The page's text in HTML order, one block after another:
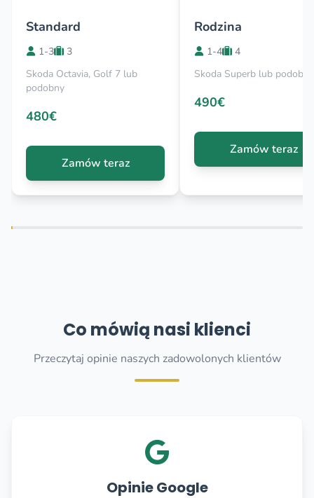
Standard
1-3
3
Skoda Octavia, Golf 7 lub
podobny
480€
Zamów teraz
Rodzina
1-4
4
Skoda Superb lub podobny
490€
Zamów teraz
Co mówią nasi klienci
Przeczytaj opinie naszych zadowolonych klientów
Opinie Google